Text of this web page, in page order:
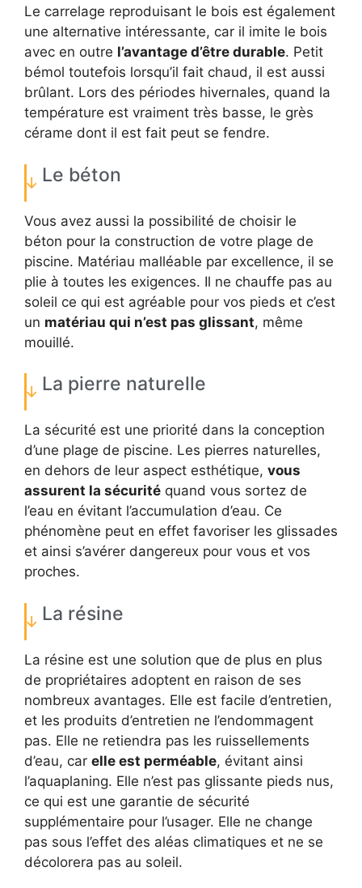
Le carrelage reproduisant le bois est également
une alternative intéressante, car il imite le bois
avec en outre l’avantage d’être durable. Petit
bémol toutefois lorsqu’il fait chaud, il est aussi
brûlant. Lors des périodes hivernales, quand la
température est vraiment très basse, le grès
cérame dont il est fait peut se fendre.
Le béton
Vous avez aussi la possibilité de choisir le
béton pour la construction de votre plage de
piscine. Matériau malléable par excellence, il se
plie à toutes les exigences. Il ne chauffe pas au
soleil ce qui est agréable pour vos pieds et c’est
un matériau qui n’est pas glissant, même
mouillé.
La pierre naturelle
La sécurité est une priorité dans la conception
d’une plage de piscine. Les pierres naturelles,
en dehors de leur aspect esthétique, vous
assurent la sécurité quand vous sortez de
l’eau en évitant l’accumulation d’eau. Ce
phénomène peut en effet favoriser les glissades
et ainsi s’avérer dangereux pour vous et vos
proches.
La résine
La résine est une solution que de plus en plus
de propriétaires adoptent en raison de ses
nombreux avantages. Elle est facile d’entretien,
et les produits d’entretien ne l’endommagent
pas. Elle ne retiendra pas les ruissellements
d’eau, car elle est perméable, évitant ainsi
l’aquaplaning. Elle n’est pas glissante pieds nus,
ce qui est une garantie de sécurité
supplémentaire pour l’usager. Elle ne change
pas sous l’effet des aléas climatiques et ne se
décolorera pas au soleil.